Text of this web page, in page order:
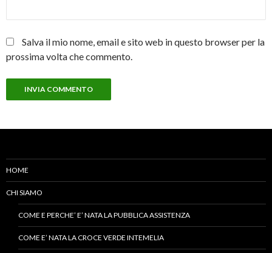
Salva il mio nome, email e sito web in questo browser per la
prossima volta che commento.
HOME
CHI SIAMO
COME E PERCHE’ E’ NATA LA PUBBLICA ASSISTENZA
COME E’ NATA LA CROCE VERDE INTEMELIA